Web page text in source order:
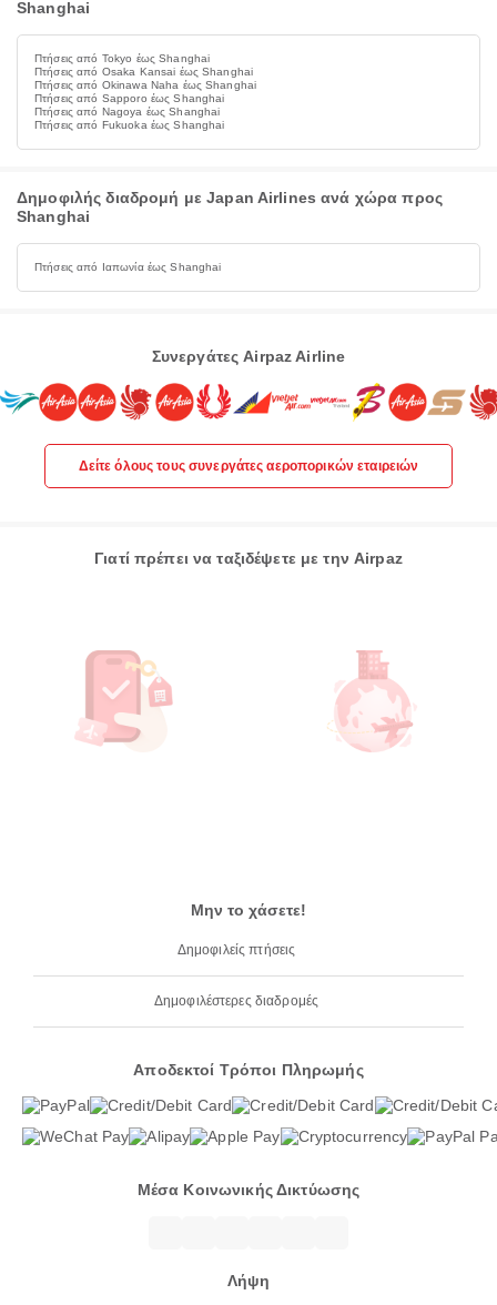
Shanghai
Πτήσεις από Tokyo έως Shanghai
Πτήσεις από Osaka Kansai έως Shanghai
Πτήσεις από Okinawa Naha έως Shanghai
Πτήσεις από Sapporo έως Shanghai
Πτήσεις από Nagoya έως Shanghai
Πτήσεις από Fukuoka έως Shanghai
Δημοφιλής διαδρομή με Japan Airlines ανά χώρα προς
Shanghai
Πτήσεις από Ιαπωνία έως Shanghai
Συνεργάτες Airpaz Airline
Δείτε όλους τους συνεργάτες αεροπορικών εταιρειών
Γιατί πρέπει να ταξιδέψετε με την Airpaz
Μην το χάσετε!
Δημοφιλείς πτήσεις
Δημοφιλέστερες διαδρομές
Αποδεκτοί Τρόποι Πληρωμής
Μέσα Κοινωνικής Δικτύωσης
Λήψη